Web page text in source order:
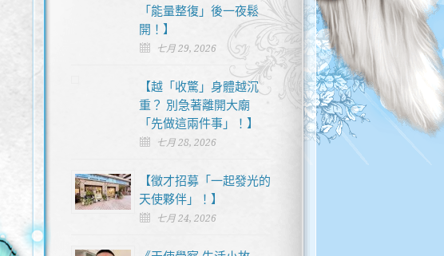
「能量整復」後一夜鬆
開！】
七月 29, 2026
【越「收驚」身體越沉
重？ 別急著離開大廟
「先做這兩件事」！】
七月 28, 2026
【徵才招募「一起發光的
天使夥伴」！】
七月 24, 2026